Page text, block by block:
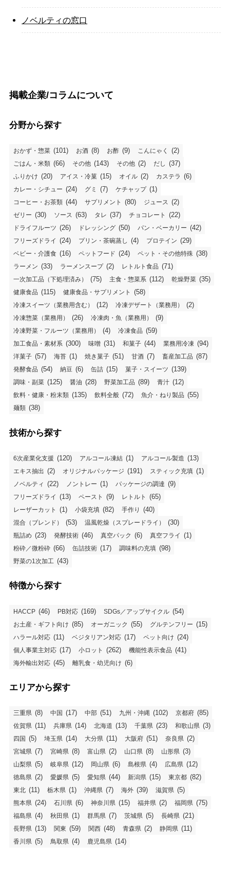
ノベルティの窓口
掲載企業/コラムについて
分野から探す
おかず・惣菜 (101) お酒 (8) お酢 (9) こんにゃく (2)
ごはん・米類 (66) その他 (143) その他 (2) だし (37)
ふりかけ (20) アイス・冷菓 (15) オイル (2) カステラ (6)
カレー・シチュー (24) グミ (7) ケチャップ (1)
コーヒー・お茶類 (44) サプリメント (80) ジュース (2)
ゼリー (30) ソース (63) タレ (37) チョコレート (22)
ドライフルーツ (26) ドレッシング (50) パン・ベーカリー (42)
フリーズドライ (24) プリン・茶碗蒸し (4) プロテイン (29)
ベビー・介護食 (16) ペットフード (24) ペット・その他特殊 (38)
ラーメン (33) ラーメンスープ (2) レトルト食品 (71)
一次加工品（下処理済み） (75) 主食・惣菜系 (112) 乾燥野菜 (35)
健康食品 (115) 健康食品・サプリメント (58)
冷凍スイーツ（業務用含む） (12) 冷凍デザート（業務用） (2)
冷凍惣菜（業務用） (26) 冷凍肉・魚（業務用） (9)
冷凍野菜・フルーツ（業務用） (4) 冷凍食品 (59)
加工食品・素材系 (300) 味噌 (31) 和菓子 (44) 業務用冷凍 (94)
洋菓子 (57) 海苔 (1) 焼き菓子 (51) 甘酒 (7) 畜産加工品 (87)
発酵食品 (54) 納豆 (6) 缶詰 (15) 菓子・スイーツ (139)
調味・副菜 (125) 醤油 (28) 野菜加工品 (89) 青汁 (12)
飲料・健康・粉末類 (135) 飲料全般 (72) 魚介・ねり製品 (55)
麺類 (38)
技術から探す
6次産業化支援 (120) アルコール凍結 (1) アルコール製造 (13)
エキス抽出 (2) オリジナルパッケージ (191) スティック充填 (1)
ノベルティ (22) ノントレー (1) パッケージの調達 (9)
フリーズドライ (13) ペースト (9) レトルト (65)
レーザーカット (1) 小袋充填 (82) 手作り (40)
混合（ブレンド） (53) 温風乾燥（スプレードライ） (30)
瓶詰め (23) 発酵技術 (46) 真空パック (6) 真空フライ (1)
粉砕／微粉砕 (66) 缶詰技術 (17) 調味料の充填 (98)
野菜の1次加工 (43)
特徴から探す
HACCP (46) PB対応 (169) SDGs／アップサイクル (54)
お土産・ギフト向け (85) オーガニック (55) グルテンフリー (15)
ハラール対応 (11) ベジタリアン対応 (17) ペット向け (24)
個人事業主対応 (17) 小ロット (262) 機能性表示食品 (41)
海外輸出対応 (45) 離乳食・幼児向け (6)
エリアから探す
三重県 (8) 中国 (17) 中部 (51) 九州・沖縄 (102) 京都府 (85)
佐賀県 (11) 兵庫県 (14) 北海道 (13) 千葉県 (23) 和歌山県 (3)
四国 (5) 埼玉県 (14) 大分県 (11) 大阪府 (51) 奈良県 (2)
宮城県 (7) 宮崎県 (8) 富山県 (2) 山口県 (8) 山形県 (3)
山梨県 (5) 岐阜県 (12) 岡山県 (6) 島根県 (4) 広島県 (12)
徳島県 (2) 愛媛県 (5) 愛知県 (44) 新潟県 (15) 東京都 (82)
東北 (11) 栃木県 (1) 沖縄県 (7) 海外 (39) 滋賀県 (5)
熊本県 (24) 石川県 (6) 神奈川県 (15) 福井県 (2) 福岡県 (75)
福島県 (4) 秋田県 (1) 群馬県 (7) 茨城県 (5) 長崎県 (21)
長野県 (13) 関東 (59) 関西 (48) 青森県 (2) 静岡県 (11)
香川県 (5) 鳥取県 (4) 鹿児島県 (14)